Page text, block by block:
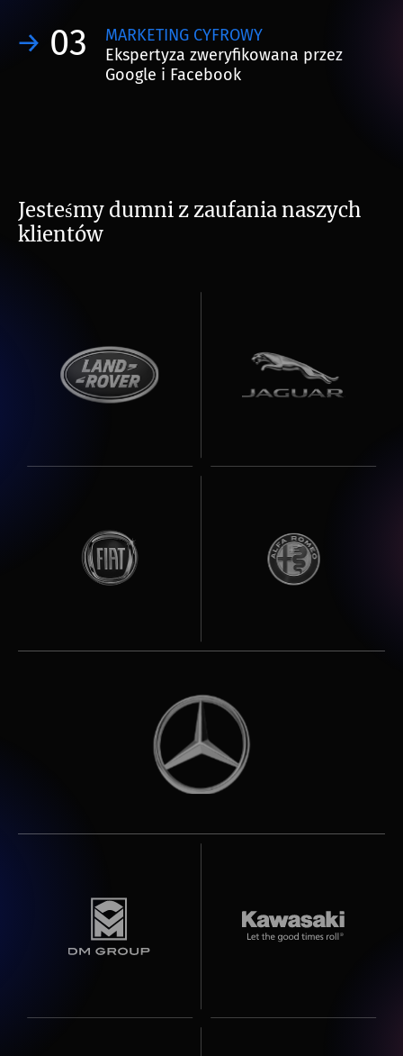
03
MARKETING CYFROWY
Ekspertyza zweryfikowana przez
Google i Facebook
Jesteśmy dumni z zaufania naszych
klientów